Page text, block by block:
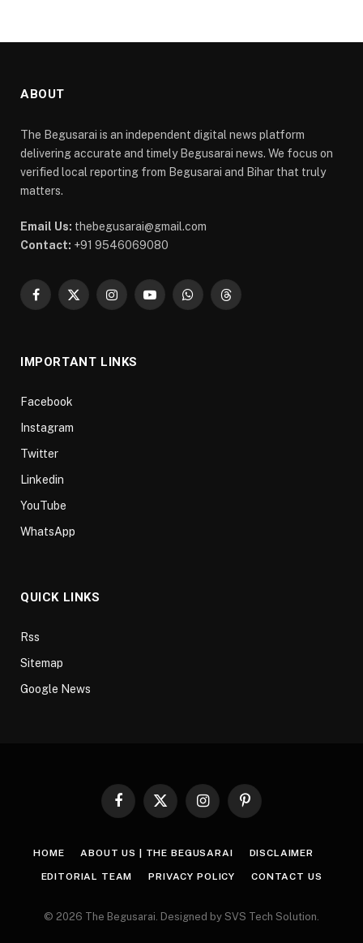
ABOUT
The Begusarai is an independent digital news platform
delivering accurate and timely Begusarai news. We focus on
verified local reporting from Begusarai and Bihar that truly
matters.
Email Us: thebegusarai@gmail.com
Contact: +91 9546069080
Facebook
X
InstagramYouTubeWhatsAppThreads
IMPORTANT LINKS
Facebook
Instagram
Twitter
Linkedin
YouTube
WhatsApp
QUICK LINKS
Rss
Sitemap
Google News
Facebook
X
InstagramPinterest
HOME ABOUT US | THE BEGUSARAI DISCLAIMER
EDITORIAL TEAM PRIVACY POLICY CONTACT US
© 2026 The Begusarai. Designed by SVS Tech Solution.